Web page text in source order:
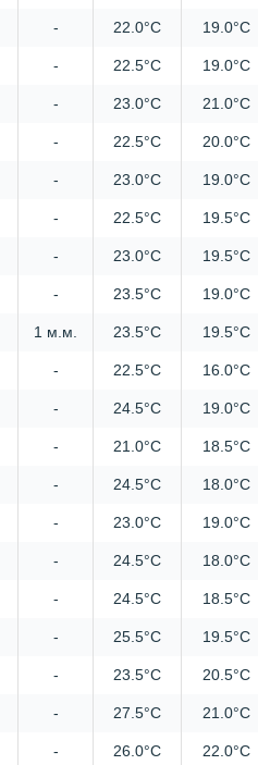
- 22.0°C 19.0°C
- 22.5°C 19.0°C
- 23.0°C 21.0°C
- 22.5°C 20.0°C
- 23.0°C 19.0°C
- 22.5°C 19.5°C
- 23.0°C 19.5°C
- 23.5°C 19.0°C
1 м.м. 23.5°C 19.5°C
- 22.5°C 16.0°C
- 24.5°C 19.0°C
- 21.0°C 18.5°C
- 24.5°C 18.0°C
- 23.0°C 19.0°C
- 24.5°C 18.0°C
- 24.5°C 18.5°C
- 25.5°C 19.5°C
- 23.5°C 20.5°C
- 27.5°C 21.0°C
- 26.0°C 22.0°C